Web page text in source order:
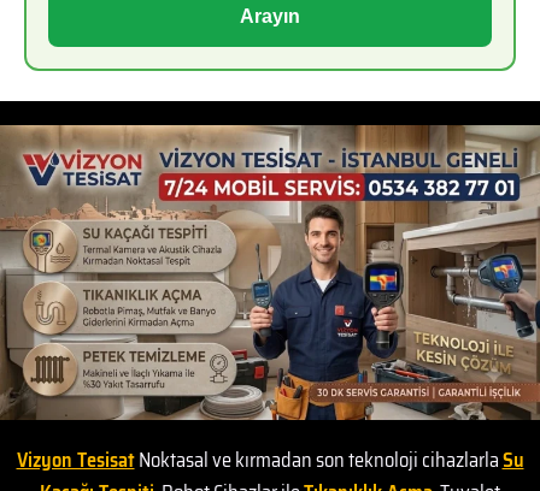
Arayın
Vizyon TesisatNoktasal ve kırmadan son teknoloji cihazlarlaSu